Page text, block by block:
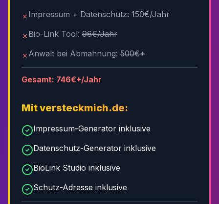
✗ Impressum + Datenschutz: 150€/Jahr
✗ Bio-Link Tool: 96€/Jahr
✗ Anwalt bei Abmahnung: 500€+
Gesamt: 746€+/Jahr
Mit versteckmich.de:
Impressum-Generator inklusive
Datenschutz-Generator inklusive
BioLink Studio inklusive
Schutz-Adresse inklusive